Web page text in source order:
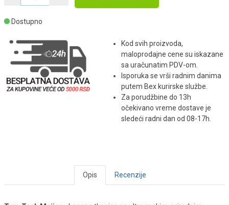
Dostupno
Kod svih proizvoda,
maloprodajne cene su iskazane
sa uračunatim PDV-om.
Isporuka se vrši radnim danima
putem Bex kurirske službe.
Za porudžbine do 13h
očekivano vreme dostave je
sledeći radni dan od 08-17h.
Opis Recenzije